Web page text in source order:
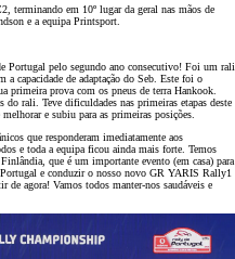
terminando em 10º lugar da geral nas mãos de
e a equipa Printsport.
Portugal pelo segundo ano consecutivo! Foi um rali
capacidade de adaptação do Seb. Este foi o
primeira prova com os pneus de terra Hankook.
do rali. Teve dificuldades nas primeiras etapas deste
e subiu para as primeiras posições.
que responderam imediatamente aos
e toda a equipa ficou ainda mais forte. Temos
que é um importante evento (em casa) para
e conduzir o nosso novo GR YARIS Rally1
de agora! Vamos todos manter-nos saudáveis e